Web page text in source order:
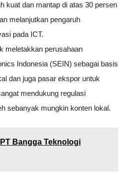
kuat dan mantap di atas 30 persen
melanjutkan pengaruh
pada ICT.
meletakkan perusahaan
Indonesia (SEIN) sebagai basis
dan juga pasar ekspor untuk
mendukung regulasi
sebanyak mungkin konten lokal.
Bangga Teknologi